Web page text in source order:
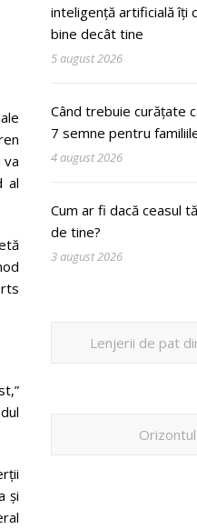
va
al
și
inteligență artificială îți
bine decât tine
5 august 2026
Când trebuie curățate
7 semne pentru
4 august 2026
Cum ar fi dacă ceasul
de tine?
3 august 2026
Lenjerii de pat